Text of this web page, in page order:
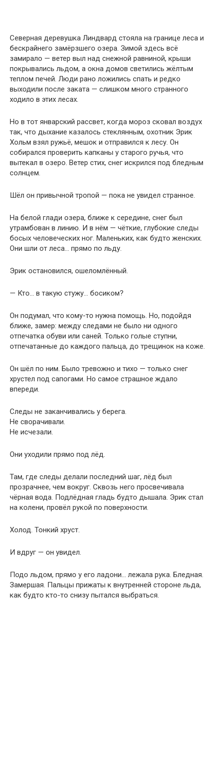
Северная деревушка Линдвард стояла на границе леса и
бескрайнего замёрзшего озера. Зимой здесь всё
замирало — ветер выл над снежной равниной, крыши
покрывались льдом, а окна домов светились жёлтым
теплом печей. Люди рано ложились спать и редко
выходили после заката — слишком много странного
ходило в этих лесах.
Но в тот январский рассвет, когда мороз сковал воздух
так, что дыхание казалось стеклянным, охотник Эрик
Хольм взял ружьё, мешок и отправился к лесу. Он
собирался проверить капканы у старого ручья, что
вытекал в озеро. Ветер стих, снег искрился под бледным
солнцем.
Шёл он привычной тропой — пока не увидел странное.
На белой глади озера, ближе к середине, снег был
утрамбован в линию. И в нём — чёткие, глубокие следы
босых человеческих ног. Маленьких, как будто женских.
Они шли от леса… прямо по льду.
Эрик остановился, ошеломлённый.
— Кто… в такую стужу… босиком?
Он подумал, что кому-то нужна помощь. Но, подойдя
ближе, замер: между следами не было ни одного
отпечатка обуви или саней. Только голые ступни,
отпечатанные до каждого пальца, до трещинок на коже.
Он шёл по ним. Было тревожно и тихо — только снег
хрустел под сапогами. Но самое страшное ждало
впереди.
Следы не заканчивались у берега.
Не сворачивали.
Не исчезали.
Они уходили прямо под лёд.
Там, где следы делали последний шаг, лёд был
прозрачнее, чем вокруг. Сквозь него просвечивала
чёрная вода. Подлёдная гладь будто дышала. Эрик стал
на колени, провёл рукой по поверхности.
Холод. Тонкий хруст.
И вдруг — он увидел.
Подо льдом, прямо у его ладони… лежала рука. Бледная.
Замершая. Пальцы прижаты к внутренней стороне льда,
как будто кто-то снизу пытался выбраться.